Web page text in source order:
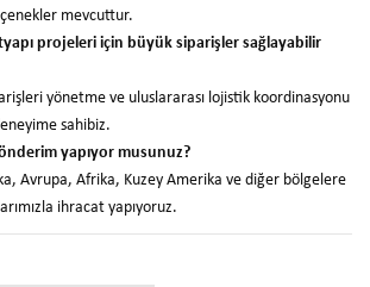
mevcuttur.
projeleri için büyük siparişler sağlayabilir
yönetme ve uluslararası lojistik koordinasyonu
sahibiz.
yapıyor musunuz?
Avrupa, Afrika, Kuzey Amerika ve diğer bölgelere
ihracat yapıyoruz.